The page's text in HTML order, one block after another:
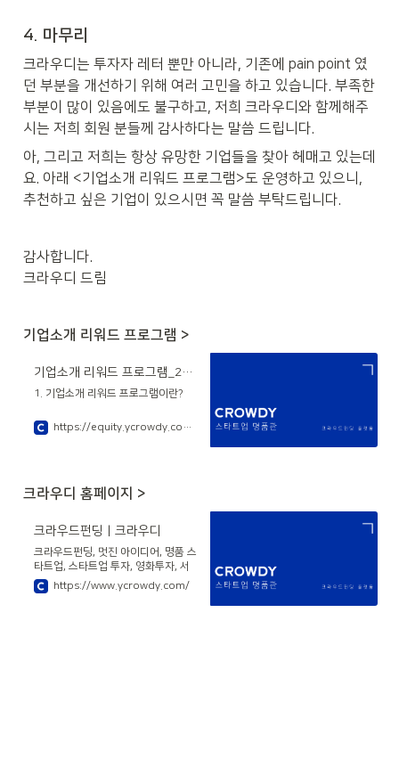
4. 마무리
크라우디는 투자자 레터 뿐만 아니라, 기존에 pain point 였
던 부분을 개선하기 위해 여러 고민을 하고 있습니다. 부족한
부분이 많이 있음에도 불구하고, 저희 크라우디와 함께해주
시는 저희 회원 분들께 감사하다는 말씀 드립니다.
아, 그리고 저희는 항상 유망한 기업들을 찾아 헤매고 있는데
요. 아래 <기업소개 리워드 프로그램>도 운영하고 있으니,
추천하고 싶은 기업이 있으시면 꼭 말씀 부탁드립니다.
감사합니다.
크라우디 드림
기업소개 리워드 프로그램 >
기업소개 리워드 프로그램_250616
1. 기업소개 리워드 프로그램이란?
https://equity.ycrowdy.com/referral/company
크라우디 홈페이지 >
크라우드펀딩 | 크라우디
크라우드펀딩, 멋진 아이디어, 명품 스
타트업, 스타트업 투자, 영화투자, 서
베이, 설문조사, 크베이
https://www.ycrowdy.com/